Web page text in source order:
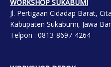
WORKSHOP SUKABUMI
Jl. Pertigaan Cidadap Barat,
Kabupaten Sukabumi, Jawa
Telpon : 0813-8697-4264